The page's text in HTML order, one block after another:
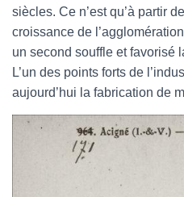
siècles. Ce n’est qu’à partir
croissance de
un second souffle et favorisé
L’un des points forts de
aujourd’hui la fabrication de